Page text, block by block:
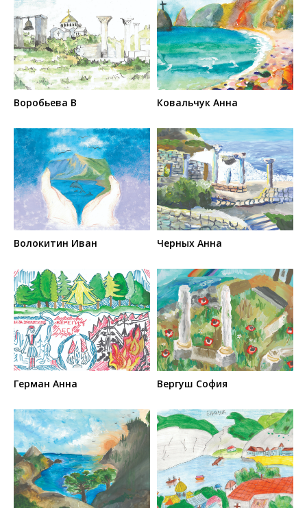
Воробьева В Ковальчук Анна
Волокитин Иван Черных Анна
Герман Анна Вергуш София